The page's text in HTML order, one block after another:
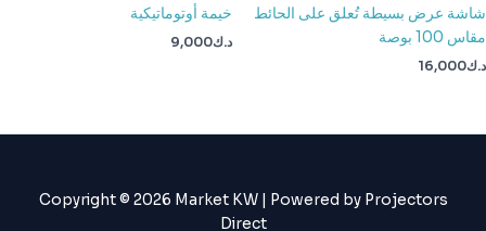
شاشة عرض بسيطة تُعلق على الحائط
مقاس 100 بوصة
د.ك16,000
خيمة أوتوماتيكية
د.ك9,000
Copyright © 2026 Market KW | Powered by Projectors
Direct